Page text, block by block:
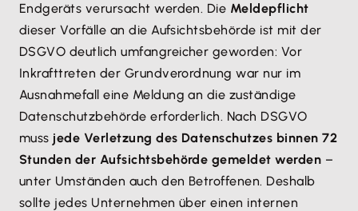
Endgeräts verursacht werden. Die Meldepflicht
dieser Vorfälle an die Aufsichtsbehörde ist mit der
DSGVO deutlich umfangreicher geworden: Vor
Inkrafttreten der Grundverordnung war nur im
Ausnahmefall eine Meldung an die zuständige
Datenschutzbehörde erforderlich. Nach DSGVO
muss jede Verletzung des Datenschutzes binnen 72
Stunden der Aufsichtsbehörde gemeldet werden –
unter Umständen auch den Betroffenen. Deshalb
sollte jedes Unternehmen über einen internen